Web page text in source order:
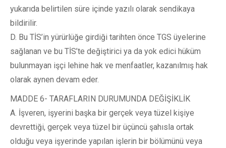
yukarıda belirtilen süre içinde yazılı olarak sendikaya
bildirilir.
D. Bu TİS’in yürürlüğe girdiği tarihten önce TGS üyelerine
sağlanan ve bu TİS’te değiştirici ya da yok edici hüküm
bulunmayan işçi lehine hak ve menfaatler, kazanılmış hak
olarak aynen devam eder.
MADDE 6- TARAFLARIN DURUMUNDA DEĞİŞİKLİK
A. İşveren, işyerini başka bir gerçek veya tüzel kişiye
devrettiği, gerçek veya tüzel bir üçüncü şahısla ortak
olduğu veya işyerinde yapılan işlerin bir bölümünü veya